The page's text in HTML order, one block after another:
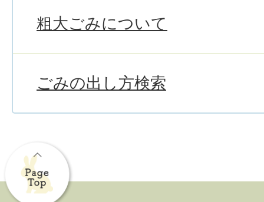
粗大ごみについて
ごみの出し方検索